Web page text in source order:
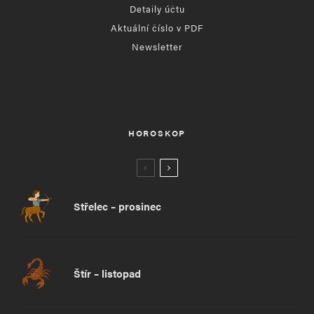
Detaily účtu
Aktuální číslo v PDF
Newsletter
HOROSKOP
Střelec – prosinec
Štír – listopad